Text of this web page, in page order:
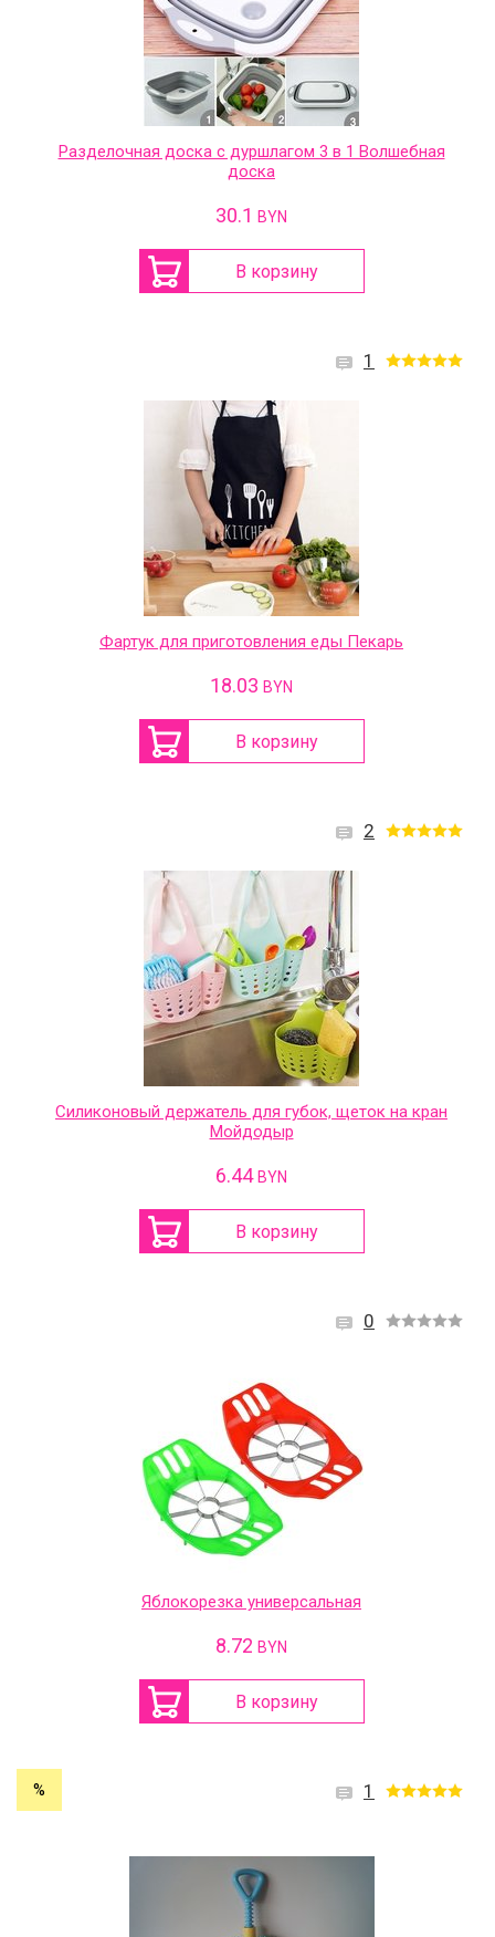
Разделочная доска с дуршлагом 3 в 1 Волшебная
доска
30.1 BYN
В корзину
1
Фартук для приготовления еды Пекарь
18.03 BYN
В корзину
2
Силиконовый держатель для губок, щеток на кран
Мойдодыр
6.44 BYN
В корзину
0
Яблокорезка универсальная
8.72 BYN
В корзину
1
%